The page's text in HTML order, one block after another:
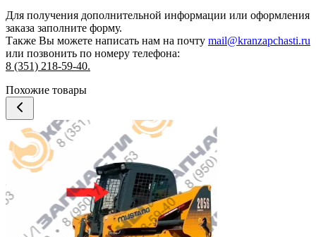
Для получения дополнительной информации или оформления
заказа заполните форму.
Также Вы можете написать нам на почту mail@kranzapchasti.ru
или позвонить по номеру телефона:
8 (351) 218-59-40.
Похожие товары